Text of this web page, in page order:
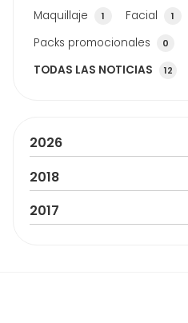
TODAS LAS NOTICIAS 12
Maquillaje 1 Facial 1
Packs promocionales 0
2026
2018
2017